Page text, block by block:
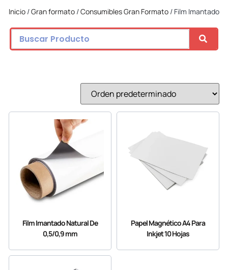
Inicio /Gran formato /Consumibles Gran Formato / Film Imantado
Film Imantado Natural De
0,5/0,9 mm
Papel Magnético A4 Para
Inkjet 10 Hojas